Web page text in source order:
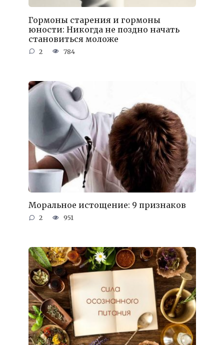
Гормоны старения и гормоны
юности: Никогда не поздно начать
становиться моложе
2 784
Моральное истощение: 9 признаков
2 951